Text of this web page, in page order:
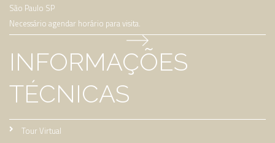
São Paulo SP
Necessário agendar horário para visita.
INFORMAÇÕES
TÉCNICAS
Tour Virtual